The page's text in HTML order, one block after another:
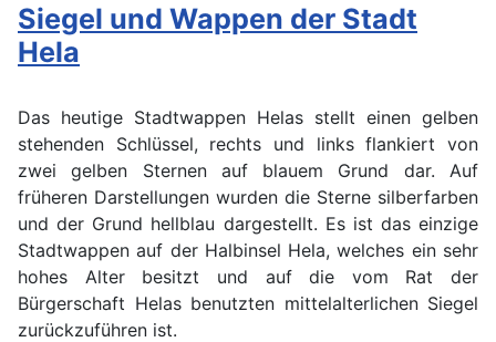
Siegel und Wappen der Stadt
Hela
Das heutige Stadtwappen Helas stellt einen gelben
stehenden Schlüssel, rechts und links flankiert von
zwei gelben Sternen auf blauem Grund dar. Auf
früheren Darstellungen wurden die Sterne silberfarben
und der Grund hellblau dargestellt. Es ist das einzige
Stadtwappen auf der Halbinsel Hela, welches ein sehr
hohes Alter besitzt und auf die vom Rat der
Bürgerschaft Helas benutzten mittelalterlichen Siegel
zurückzuführen ist.